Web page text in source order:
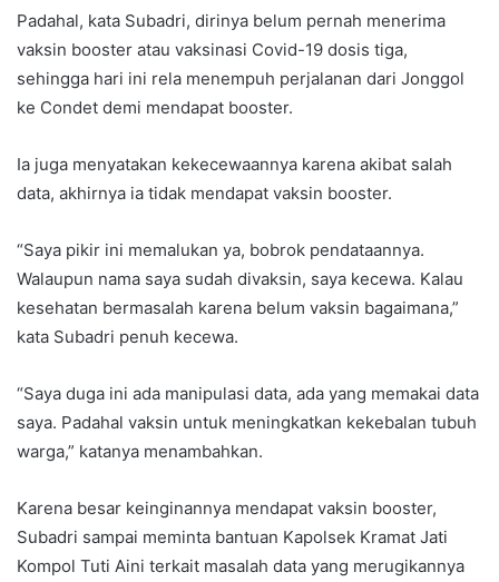
Padahal, kata Subadri, dirinya belum pernah menerima
vaksin booster atau vaksinasi Covid-19 dosis tiga,
sehingga hari ini rela menempuh perjalanan dari Jonggol
ke Condet demi mendapat booster.
Ia juga menyatakan kekecewaannya karena akibat salah
data, akhirnya ia tidak mendapat vaksin booster.
“Saya pikir ini memalukan ya, bobrok pendataannya.
Walaupun nama saya sudah divaksin, saya kecewa. Kalau
kesehatan bermasalah karena belum vaksin bagaimana,”
kata Subadri penuh kecewa.
“Saya duga ini ada manipulasi data, ada yang memakai data
saya. Padahal vaksin untuk meningkatkan kekebalan tubuh
warga,” katanya menambahkan.
Karena besar keinginannya mendapat vaksin booster,
Subadri sampai meminta bantuan Kapolsek Kramat Jati
Kompol Tuti Aini terkait masalah data yang merugikannya